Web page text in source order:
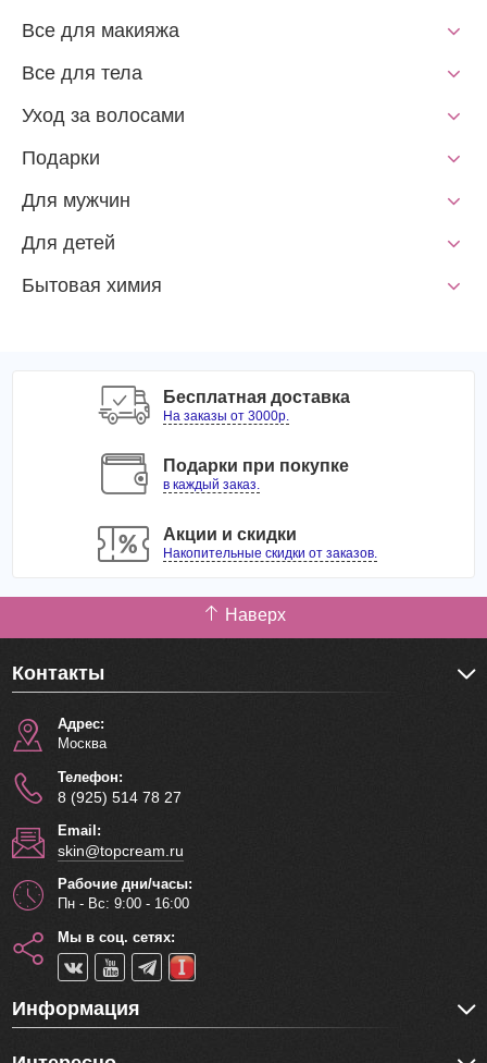
Все для макияжа
Все для тела
Уход за волосами
Подарки
Для мужчин
Для детей
Бытовая химия
Бесплатная доставка
На заказы от 3000р.
Подарки при покупке
в каждый заказ.
Акции и скидки
Накопительные скидки от заказов.
Наверх
Контакты
Адрес:
Москва
Телефон:
8 (925) 514 78 27
Email:
skin@topcream.ru
Рабочие дни/часы:
Пн - Вс: 9:00 - 16:00
Мы в соц. сетях:
Информация